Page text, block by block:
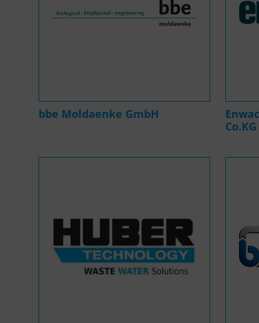
bbe Moldaenke GmbH
Co.KG